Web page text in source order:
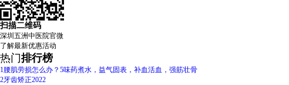
扫描二维码
深圳五洲中医院官微
了解最新优惠活动
热门排行榜
1腰肌劳损怎么办？5味药煮水，益气固表，补血活血，强筋壮骨
2牙齿矫正2022